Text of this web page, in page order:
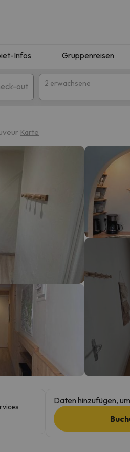
Infos Gruppenreisen
out 2 erwachsene
Sie, das Ziel zu ändern.
hat, wird er zurück sein.
Karte
Daten hinzufügen,